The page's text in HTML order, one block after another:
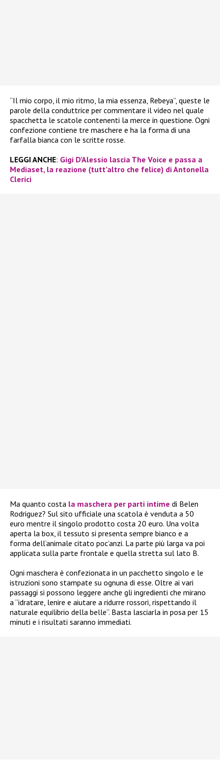
“Il mio corpo, il mio ritmo, la mia essenza, Rebeya”, queste le
parole della conduttrice per commentare il video nel quale
spacchetta le scatole contenenti la merce in questione. Ogni
confezione contiene tre maschere e ha la forma di una
farfalla bianca con le scritte rosse.
LEGGI ANCHE: Gigi D’Alessio lascia The Voice e passa a
Mediaset, la reazione (tutt’altro che felice) di Antonella
Clerici
Ma quanto costa la maschera per parti intime di Belen
Rodriguez? Sul sito ufficiale una scatola è venduta a 50
euro mentre il singolo prodotto costa 20 euro. Una volta
aperta la box, il tessuto si presenta sempre bianco e a
forma dell’animale citato poc’anzi. La parte più larga va poi
applicata sulla parte frontale e quella stretta sul lato B.
Ogni maschera è confezionata in un pacchetto singolo e le
istruzioni sono stampate su ognuna di esse. Oltre ai vari
passaggi si possono leggere anche gli ingredienti che mirano
a “idratare, lenire e aiutare a ridurre rossori, rispettando il
naturale equilibrio della belle”. Basta lasciarla in posa per 15
minuti e i risultati saranno immediati.